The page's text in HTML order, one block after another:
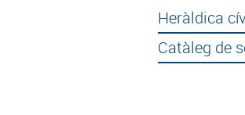
Heràldica
Catàleg de